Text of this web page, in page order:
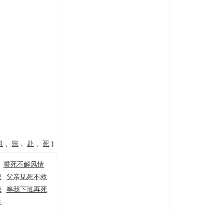
宗 赴 死 )
誓死不解风情
父亲见死不救
等我下班再死